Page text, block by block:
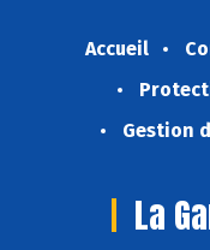
Accueil
Gestion
La